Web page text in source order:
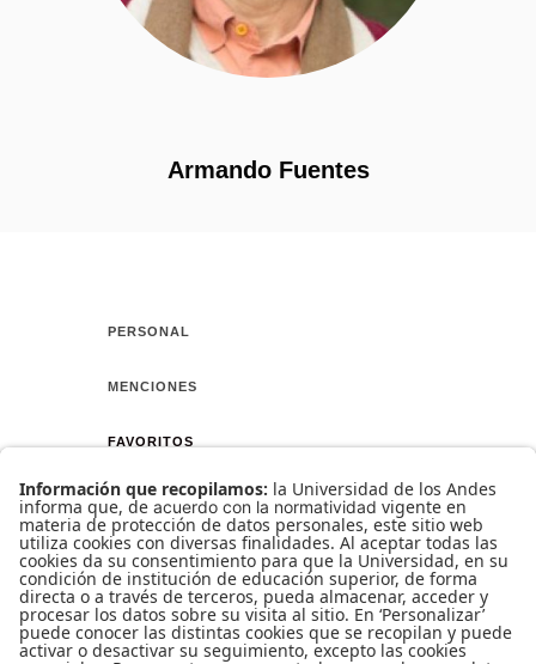
Armando Fuentes
PERSONAL
MENCIONES
FAVORITOS
AMIGOS
CURSO